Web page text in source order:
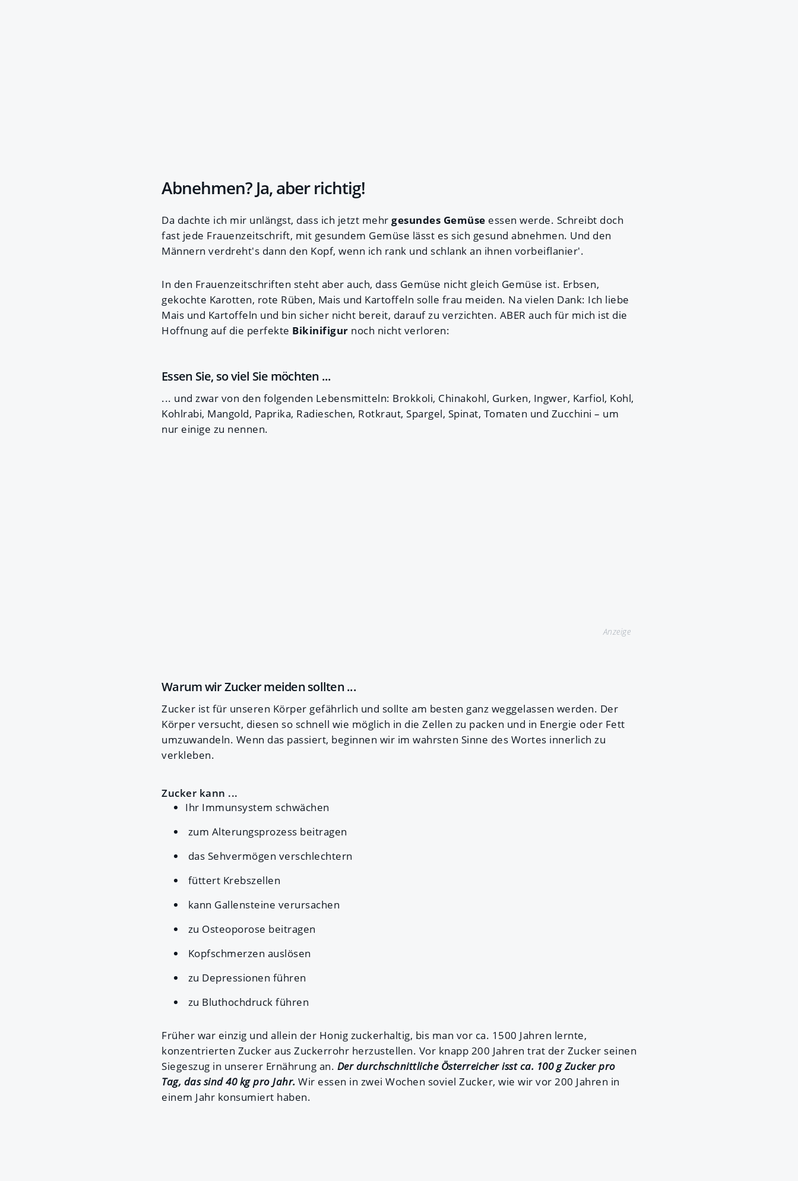
Abnehmen? Ja, aber richtig!
Da dachte ich mir unlängst, dass ich jetzt mehr gesundes Gemüse essen werde. Schreibt doch
fast jede Frauenzeitschrift, mit gesundem Gemüse lässt es sich gesund abnehmen. Und den
Männern verdreht's dann den Kopf, wenn ich rank und schlank an ihnen vorbeiflanier'.
In den Frauenzeitschriften steht aber auch, dass Gemüse nicht gleich Gemüse ist. Erbsen,
gekochte Karotten, rote Rüben, Mais und Kartoffeln solle frau meiden. Na vielen Dank: Ich liebe
Mais und Kartoffeln und bin sicher nicht bereit, darauf zu verzichten. ABER auch für mich ist die
Hoffnung auf die perfekte Bikinifigur noch nicht verloren:
Essen Sie, so viel Sie möchten ...
... und zwar von den folgenden Lebensmitteln: Brokkoli, Chinakohl, Gurken, Ingwer, Karfiol, Kohl,
Kohlrabi, Mangold, Paprika, Radieschen, Rotkraut, Spargel, Spinat, Tomaten und Zucchini – um
nur einige zu nennen.
Anzeige
Warum wir Zucker meiden sollten ...
Zucker ist für unseren Körper gefährlich und sollte am besten ganz weggelassen werden. Der
Körper versucht, diesen so schnell wie möglich in die Zellen zu packen und in Energie oder Fett
umzuwandeln. Wenn das passiert, beginnen wir im wahrsten Sinne des Wortes innerlich zu
verkleben.
Zucker kann ...
Ihr Immunsystem schwächen
zum Alterungsprozess beitragen
das Sehvermögen verschlechtern
füttert Krebszellen
kann Gallensteine verursachen
zu Osteoporose beitragen
Kopfschmerzen auslösen
zu Depressionen führen
zu Bluthochdruck führen
Früher war einzig und allein der Honig zuckerhaltig, bis man vor ca. 1500 Jahren lernte,
konzentrierten Zucker aus Zuckerrohr herzustellen. Vor knapp 200 Jahren trat der Zucker seinen
Siegeszug in unserer Ernährung an. Der durchschnittliche Österreicher isst ca. 100 g Zucker pro
Tag, das sind 40 kg pro Jahr. Wir essen in zwei Wochen soviel Zucker, wie wir vor 200 Jahren in
einem Jahr konsumiert haben.